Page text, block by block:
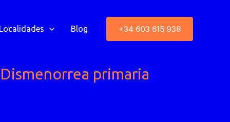
Localidades Blog +34 603 615 938
primaria